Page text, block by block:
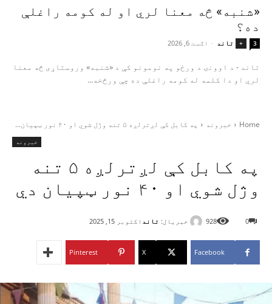
«شنبه» څه معنا لري او له کومه راغلې
ده؟
+ تاند - اګست 6, 2026 3
تاند - د اوونۍ د ورځو په نومونو کې د «شنبه» وروستاړی څه معنا
لري او دا کلمه له کومه راغلې ده چې ورڅخه...